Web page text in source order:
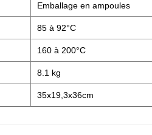
Emballage en ampoules
85 à 92°C
160 à 200°C
8.1 kg
35x19,3x36cm